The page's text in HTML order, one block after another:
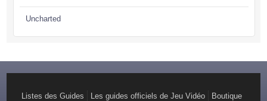
Uncharted
Listes des Guides Les guides officiels de Jeu Vidéo Boutique